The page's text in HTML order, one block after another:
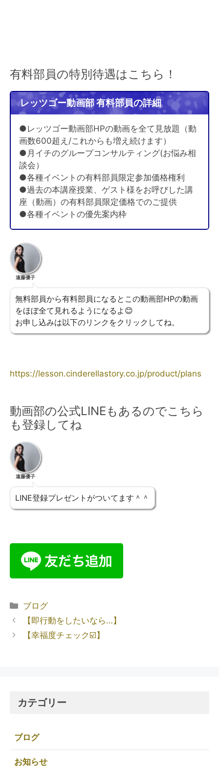
有料部員の特別待遇はこちら！
レッツゴー動画部 有料部員の詳細
●レッツゴー動画部HPの動画を全て見放題（動
画数600超え/これからも増え続けます）
●月イチのグループコンサルティング(お悩み相
談会）
●各種イベントの有料部員限定参加価格権利
●過去の本講座授業、ゲスト様をお呼びした講
座（動画）の有料部員限定価格でのご提供
●各種イベントの優先案内枠
遠藤優子
無料部員から有料部員になるとこの動画部HPの動画
をほぼ全て見れるようになるよ😊
お申し込みは以下のリンクをクリックしてね。
https://lesson.cinderellastory.co.jp/product/plans
動画部の公式LINEもあるのでこちら
も登録してね
遠藤優子
LINE登録プレゼントがついてます＾＾
ブログ
【即行動をしたいなら…】
【幸福度チェック☑️】
カテゴリー
ブログ
お知らせ